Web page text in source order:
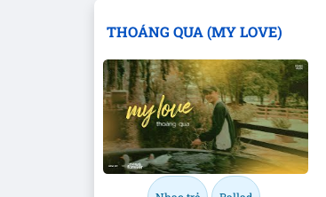
THOÁNG QUA (MY LOVE)